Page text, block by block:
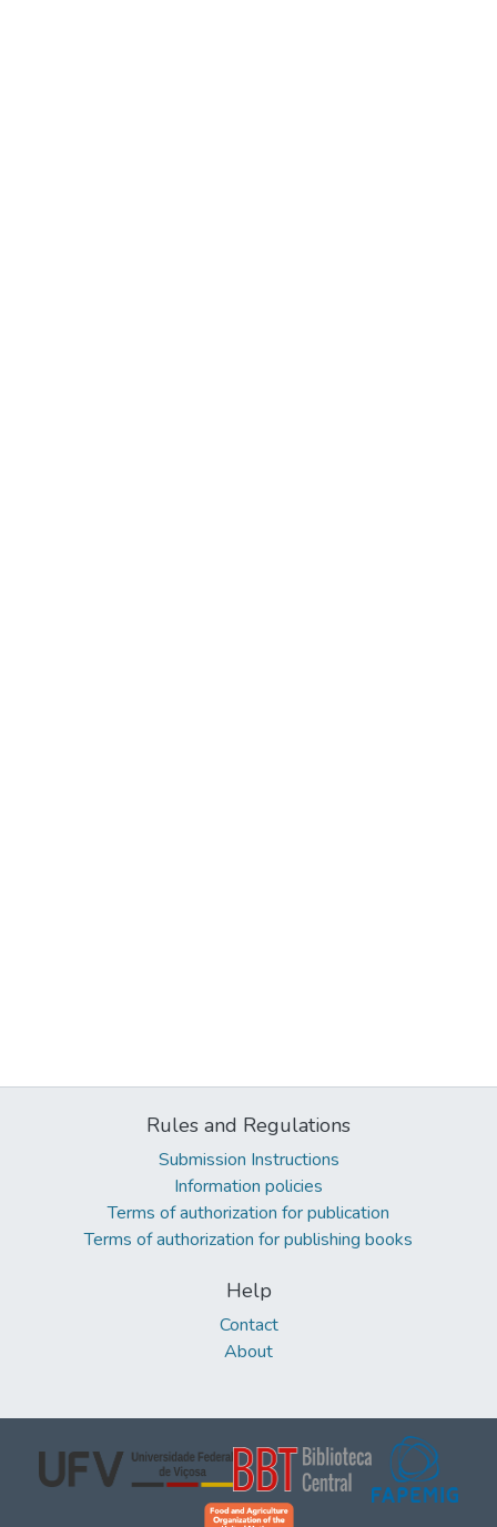
Rules and Regulations
Submission Instructions
Information policies
Terms of authorization for publication
Terms of authorization for publishing books
Help
Contact
About